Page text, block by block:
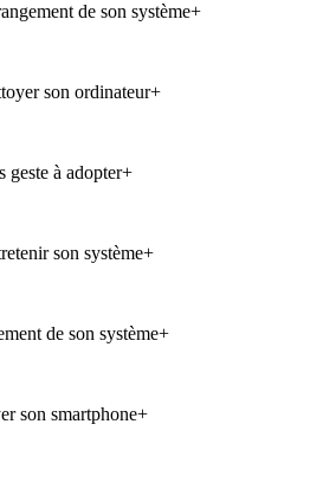
de son système+
son ordinateur+
geste à adopter+
son système+
de son système+
son smartphone+